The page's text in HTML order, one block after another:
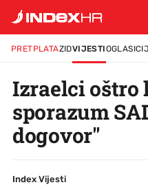
PRETPLATAZIDVIJESTIOGLASI
Izraelci
sporazum
dogovor"
Index Vijesti